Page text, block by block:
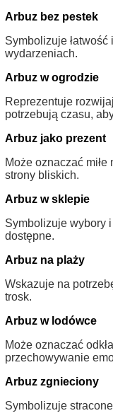
Arbuz bez pestek
Symbolizuje
wydarzeniach.
Arbuz w ogrodzie
Reprezentuje
potrzebują czasu,
Arbuz jako prezent
Może oznaczać
strony bliskich.
Arbuz w sklepie
Symbolizuje wybory
dostępne.
Arbuz na plaży
Wskazuje na
trosk.
Arbuz w lodówce
Może oznaczać
przechowywanie
Arbuz zgnieciony
Symbolizuje